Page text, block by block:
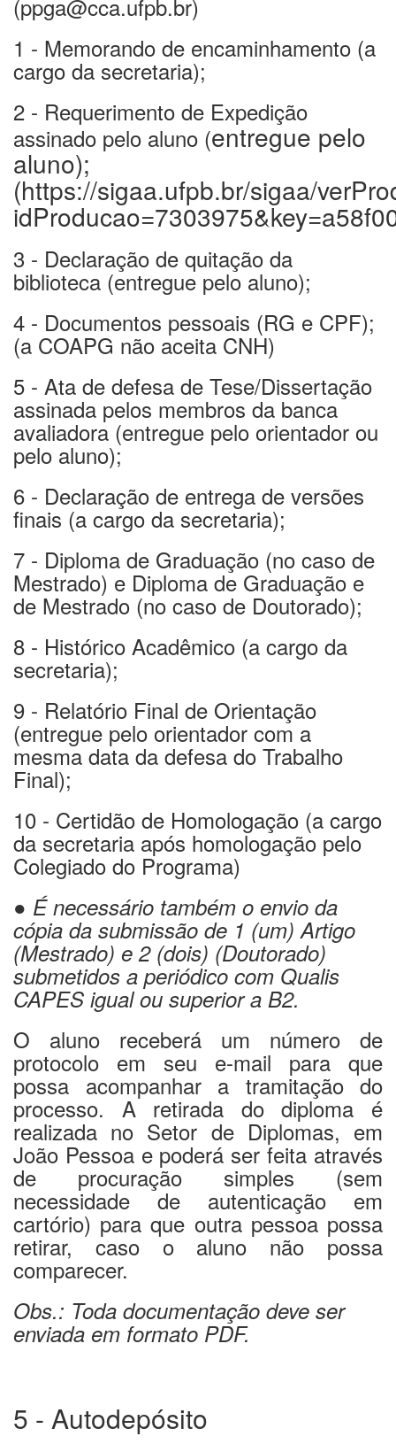
(ppga@cca.ufpb.br)
1 - Memorando de encaminhamento (a
cargo da secretaria);
2 - Requerimento de Expedição
assinado pelo aluno (entregue pelo
aluno);
(https://sigaa.ufpb.br/sigaa/
3 - Declaração de quitação da
biblioteca (entregue pelo aluno);
4 - Documentos pessoais (RG e CPF);
(a COAPG não aceita CNH)
5 - Ata de defesa de Tese/Dissertação
assinada pelos membros da banca
avaliadora (entregue pelo orientador ou
pelo aluno);
6 - Declaração de entrega de versões
finais (a cargo da secretaria);
7 - Diploma de Graduação (no caso de
Mestrado) e Diploma de Graduação e
de Mestrado (no caso de Doutorado);
8 - Histórico Acadêmico (a cargo da
secretaria);
9 - Relatório Final de Orientação
(entregue pelo orientador com a
mesma data da defesa do Trabalho
Final);
10 - Certidão de Homologação (a cargo
da secretaria após homologação pelo
Colegiado do Programa)
● É necessário também o envio da
cópia da submissão de 1 (um) Artigo
(Mestrado) e 2 (dois) (Doutorado)
submetidos a periódico com Qualis
CAPES igual ou superior a B2.
O aluno receberá um número de
protocolo em seu e-mail para que
possa acompanhar a tramitação do
processo. A retirada do diploma é
realizada no Setor de Diplomas, em
João Pessoa e poderá ser feita através
de procuração simples (sem
necessidade de autenticação em
cartório) para que outra pessoa possa
retirar, caso o aluno não possa
comparecer.
Obs.: Toda documentação deve ser
enviada em formato PDF.
5 - Autodepósito